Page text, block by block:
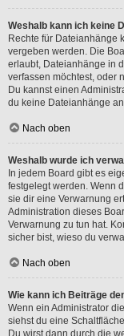
Weshalb kann ich keine
Rechte für Dateianhänge
vergeben werden. Die
erlaubt, Dateianhänge in
verfassen möchtest, oder
Du kannst einen
du keine Dateianhänge
Nach oben
Weshalb wurde ich
In jedem Board gibt es
festgelegt werden. Wenn
sie dir eine Verwarnung
Administration dieses
Verwarnung zu tun hat.
sicher bist, wieso du
Nach oben
Wie kann ich Beiträge
Wenn ein Administrator
siehst du eine
Du wirst dann durch die